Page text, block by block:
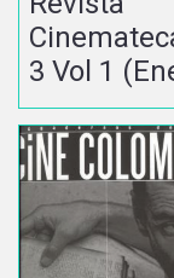
3 Vol 1